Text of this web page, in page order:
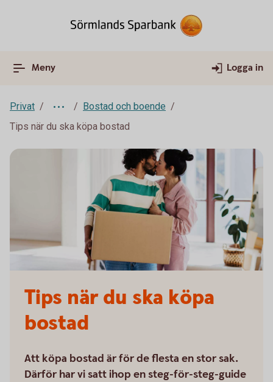
Meny Logga in
Privat
Bostad och boende
Tips när du ska köpa bostad
Tips när du ska köpa
bostad
Att köpa bostad är för de flesta en stor sak.
Därför har vi satt ihop en steg-för-steg-guide